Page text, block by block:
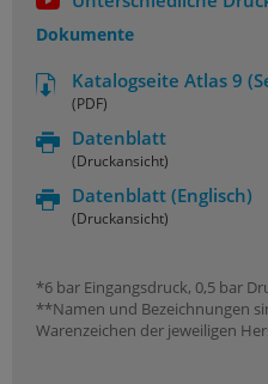
Dokumente
Katalogseite Atlas 9
(PDF)
Datenblatt
(Druckansicht)
Datenblatt (Englisch)
(Druckansicht)
*6 bar Eingangsdruck, 0,5 bar
**Namen und Bezeichnungen
Warenzeichen der jeweiligen